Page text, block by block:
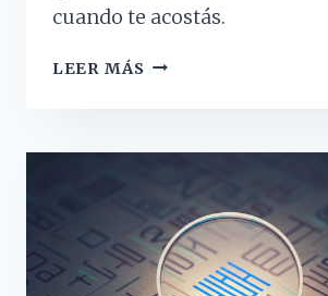
cuando te acostás.
LEER MÁS ¿POR
NEGATIVO
QUE
LO
POSITIVO?
(EL